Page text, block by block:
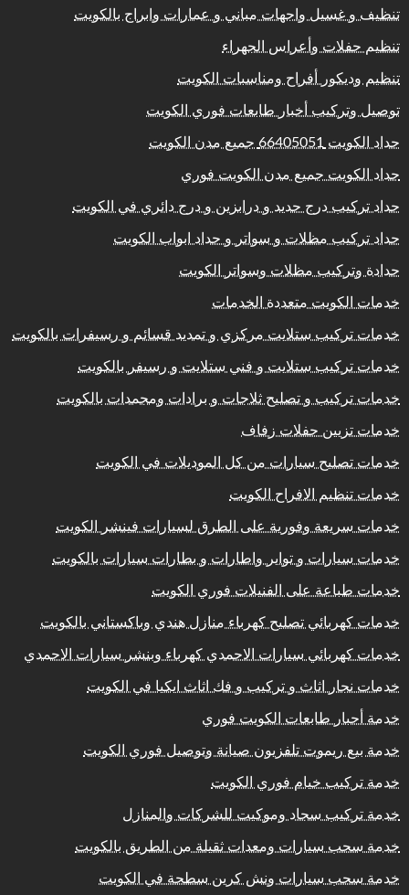
تنظيف و غسيل واجهات مباني و عمارات وابراج بالكويت
تنظيم حفلات وأعراس الجهراء
تنظيم وديكور أفراح ومناسبات الكويت
توصيل وتركيب أخبار طابعات فوري الكويت
حداد الكويت 66405051 جميع مدن الكويت
حداد الكويت جميع مدن الكويت فوري
حداد تركيب درج حديد و درابزين و درج دائري في الكويت
حداد تركيب مظلات و سواتر و حداد ابواب الكويت
حدادة وتركيب مظلات وسواتر الكويت
خدمات الكويت متعددة الخدمات
خدمات تركيب ستلايت مركزي و تمديد قسائم و رسيفرات بالكويت
خدمات تركيب ستلايت و فني ستلايت و رسيفر بالكويت
خدمات تركيب و تصليح ثلاجات و برادات ومجمدات بالكويت
خدمات تزيين حفلات زفاف
خدمات تصليح سيارات من كل الموديلات في الكويت
خدمات تنظيم الافراح الكويت
خدمات سريعة وفورية على الطرق لسيارات فينشر الكويت
خدمات سيارات و تواير واطارات و بطارات سيارات بالكويت
خدمات طباعة على الفنيلات فوري الكويت
خدمات كهربائي تصليح كهرباء منازل هندي وباكستاني بالكويت
خدمات كهربائي سيارات الاحمدي كهرباء وبنشر سيارات الاحمدي
خدمات نجار اثاث و تركيب و فك اثاث ايكيا في الكويت
خدمة أحبار طابعات الكويت فوري
خدمة بيع ريموت تلفزيون صيانة وتوصيل فوري الكويت
خدمة تركيب خيام فوري الكويت
خدمة تركيب سجاد وموكيت للشركات والمنازل
خدمة سحب سيارات ومعدات ثقيلة من الطريق بالكويت
خدمة سحب سيارات ونش كرين سطحة في الكويت